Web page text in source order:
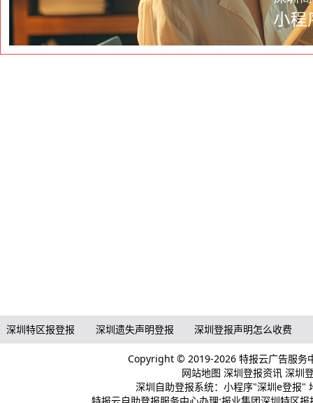
深圳特区报登报 深圳遗失声明登报 深圳登报声明怎么收费
Copyright © 2019-2026 特报云广告服务
网站地图 深圳登报资讯深圳
深圳自助登报系统：小程序"深圳e登报"